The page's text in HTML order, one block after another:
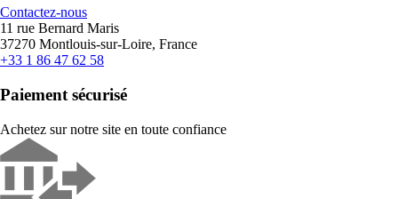
Contactez-nous
11 rue Bernard Maris
37270 Montlouis-sur-Loire, France
+33 1 86 47 62 58
Paiement sécurisé
Achetez sur notre site en toute confiance